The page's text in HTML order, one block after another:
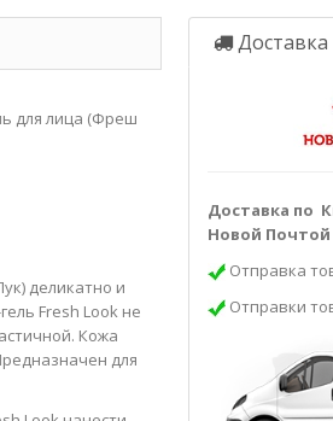
для лица (Фреш
деликатно и
Fresh Look не
Кожа
для
Доставка
Доставка по
Новой Почтой
Отправка
Отправки